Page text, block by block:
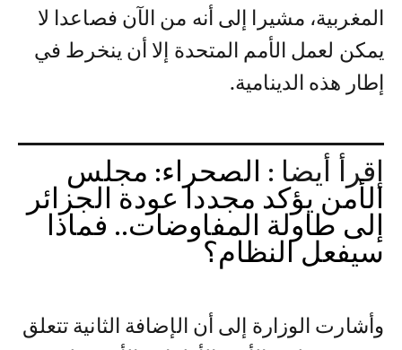
المغربية، مشيرا إلى أنه من الآن فصاعدا لا
يمكن لعمل الأمم المتحدة إلا أن ينخرط في
إطار هذه الدينامية.
إقرأ أيضا : الصحراء: مجلس
الأمن يؤكد مجددا عودة الجزائر
إلى طاولة المفاوضات.. فماذا
سيفعل النظام؟
وأشارت الوزارة إلى أن الإضافة الثانية تتعلق